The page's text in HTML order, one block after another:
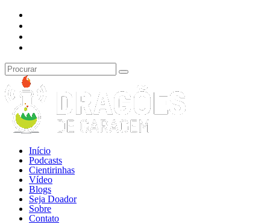
Início
Podcasts
Cientirinhas
Vídeo
Blogs
Seja Doador
Sobre
Contato